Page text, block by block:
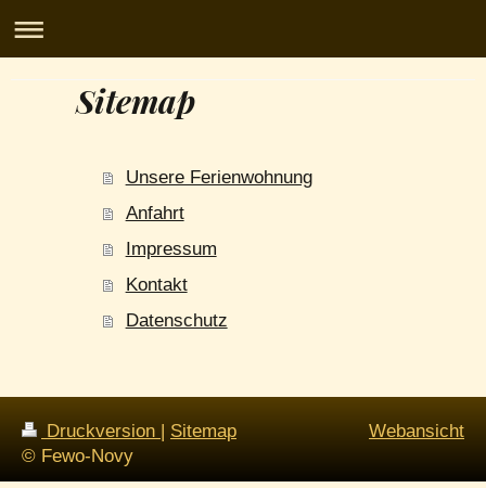
Fewo-NovySitemap
Unsere Ferienwohnung
Anfahrt
Impressum
Kontakt
Datenschutz
Druckversion | Sitemap
© Fewo-Novy
Webansicht